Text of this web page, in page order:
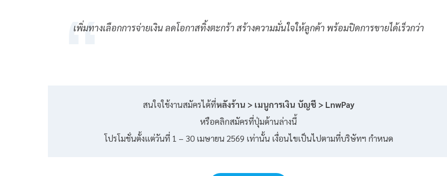
เพิ่มทางเลือกการจ่ายเงิน ลดโอกาสทิ้งตะกร้า สร้างความมั่นใจให้ลูกค้า พร้อมปิดการขายได้เร็วกว่า
สนใจใช้งานสมัครได้ที่หลังร้าน > เมนูการเงิน บัญชี > LnwPay
หรือคลิกสมัครที่ปุ่มด้านล่างนี้
โปรโมชั่นตั้งแต่วันที่ 1 – 30 เมษายน 2569 เท่านั้น เงื่อนไขเป็นไปตามที่บริษัทฯ กำหนด